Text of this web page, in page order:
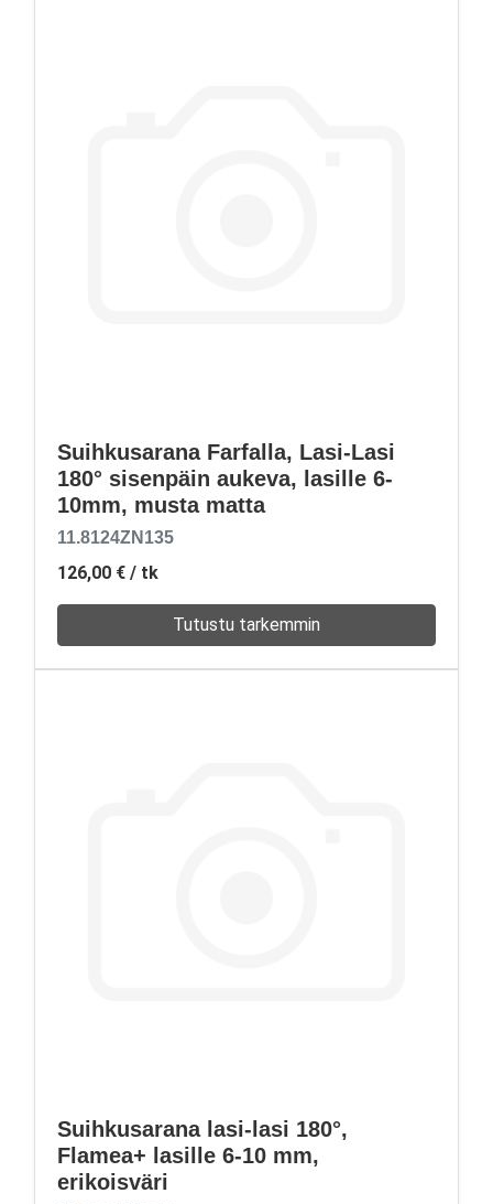
Suihkusarana Farfalla, Lasi-Lasi
180° sisenpäin aukeva, lasille 6-
10mm, musta matta
11.8124ZN135
126,00 € / tk
Tutustu tarkemmin
Suihkusarana lasi-lasi 180°,
Flamea+ lasille 6-10 mm,
erikoisväri